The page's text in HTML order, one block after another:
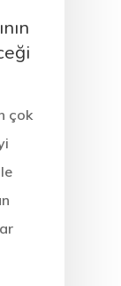
çok